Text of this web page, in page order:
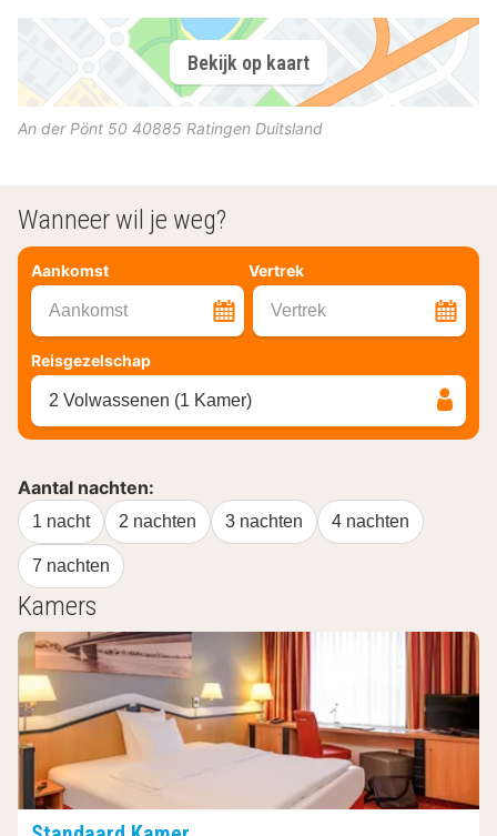
Bekijk op kaart
An der Pönt 50 40885 Ratingen Duitsland
Wanneer wil je weg?
Aankomst Vertrek
Aankomst Vertrek
Reisgezelschap
2 Volwassenen (1 Kamer)
Aantal nachten:
1 nacht 2 nachten 3 nachten 4 nachten
7 nachten
Kamers